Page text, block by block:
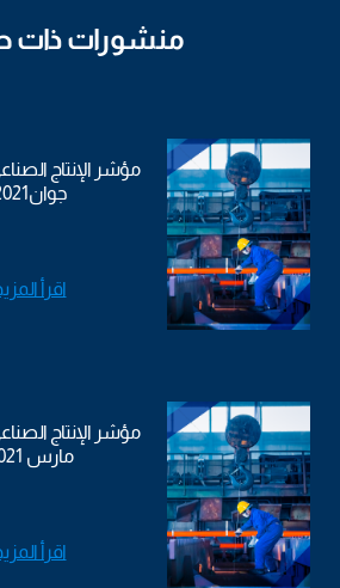
منشورات ذات
مؤشر الإنتاج
جوان2021
اقرأ
مؤشر الإنتاج
مارس 2021
اقرأ